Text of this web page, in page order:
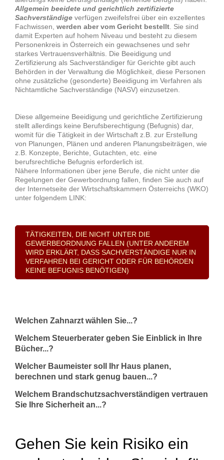
Allgemein beeidete und gerichtlich zertifizierte
Sachverständige verfügen zweifelsfrei über ein exzellentes
Fachwissen, werden aber vom Gericht bestellt . Sie sind
damit Experten auf hohem Niveau und besteht zu diesem
Personenkreis in Österreich ein gewachsenes und sehr
starkes Vertrauensverhältnis. Die Beeidigung und
Zertifizierung als Sachverständiger für Gerichte gibt auch
Behörden in der Verwaltung die Möglichkeit, diese Personen
ohne zusätzliche (gesonderte) Beeidigung im Verfahren als
Nichtamtliche Sachverständige (NASV) einzusetzen.
Diese allgemeine Beeidigung und gerichtliche Zertifizierung
stellt allerdings keine Berufsberechtigung (Befugnis) dar,
womit für die Tätigkeit in der Wirtschaft z.B. zur Erstellung
von Planungen, Plänen und anderen Planungsbeiträgen, wie
z.B. Konzepte, Berichte, Gutachten, etc. eine
berufsrechtliche Befugnis erforderlich ist.
Nähere Informationen über jene Berufe, die nicht unter die
Regelungen der Gewerbordnung fallen, finden Sie auch auf
der Internetseite der Wirtschaftskammern Österreichs (WKO)
unter folgendem LINK:
TÄTIGKEITEN, DIE NICHT UNTER DIE
GEWERBEORDNUNG FALLEN (UNTER ANDEREM
WIRD ERKLÄRT, DASS SACHVERSTÄNDIGE NUR IN
VERFAHREN BEI GERICHT ODER FÜR BEHÖRDEN
KEINE BEFUGNIS BENÖTIGEN)
Welchen Zahnarzt wählen Sie...?
Welchem Steuerberater geben Sie Einblick in Ihre
Bücher...?
Welcher Baumeister soll Ihr Haus planen,
berechnen und stark genug bauen...?
Welchem Brandschutzsachverständigen vertrauen
Sie Ihre Sicherheit an...?
Gehen Sie kein Risiko ein